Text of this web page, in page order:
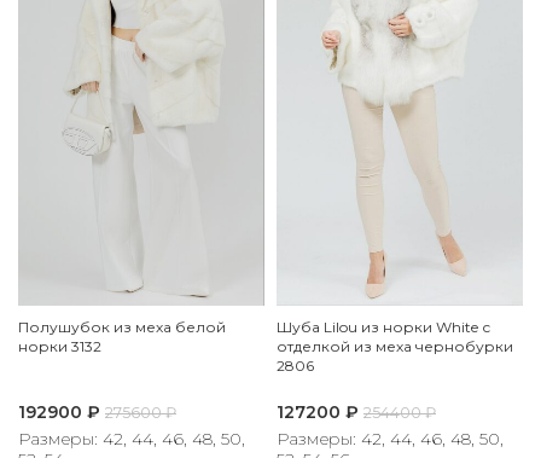
Полушубок из меха белой
норки 3132
192900 ₽ 275600₽
Размеры: 42, 44, 46, 48, 50,
Шуба Lilou из норки White с
отделкой из меха чернобурки
2806
127200 ₽ 254400₽
Размеры: 42, 44, 46, 48, 50,